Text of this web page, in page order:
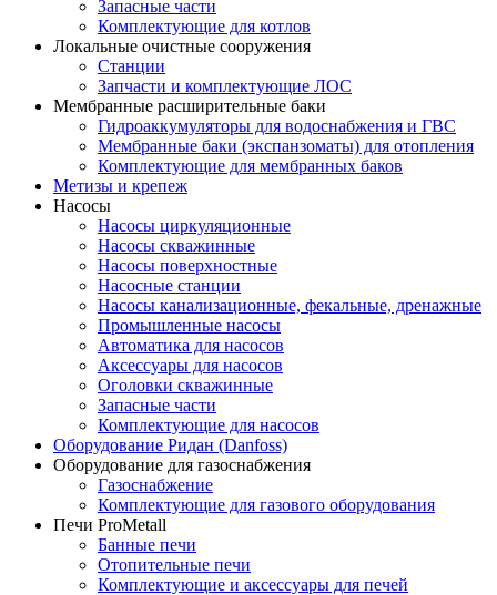
Запасные части
Комплектующие для котлов
Локальные очистные сооружения
Станции
Запчасти и комплектующие ЛОС
Мембранные расширительные баки
Гидроаккумуляторы для водоснабжения и ГВС
Мембранные баки (экспанзоматы) для отопления
Комплектующие для мембранных баков
Метизы и крепеж
Насосы
Насосы циркуляционные
Насосы скважинные
Насосы поверхностные
Насосные станции
Насосы канализационные, фекальные, дренажные
Промышленные насосы
Автоматика для насосов
Аксессуары для насосов
Оголовки скважинные
Запасные части
Комплектующие для насосов
Оборудование Ридан (Danfoss)
Оборудование для газоснабжения
Газоснабжение
Комплектующие для газового оборудования
Печи ProMetall
Банные печи
Отопительные печи
Комплектующие и аксессуары для печей